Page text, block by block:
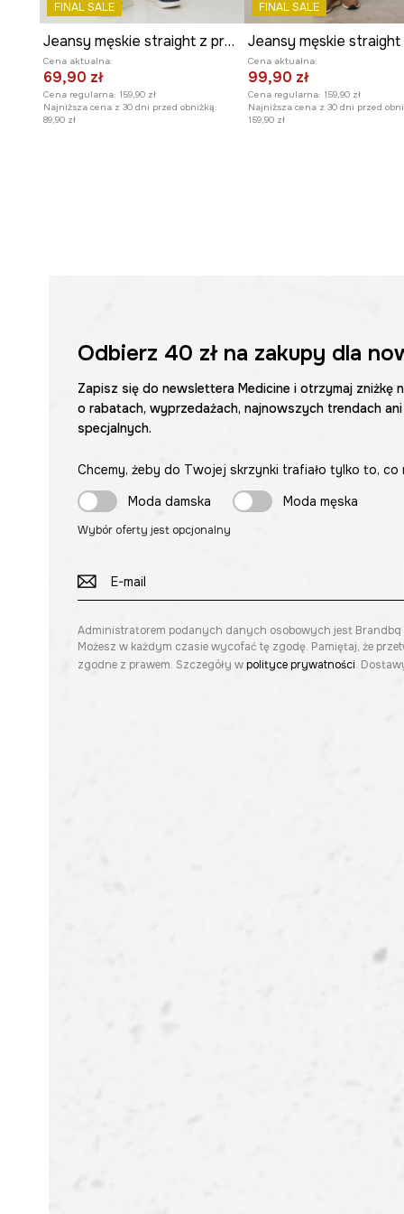
FINAL SALE
Jeansy męskie straight z przetarciami kolor niebieski
Cena aktualna:
69,90 zł
Cena regularna: 159,90 zł
Najniższa cena z 30 dni przed obniżką:
89,90 zł
FINAL SALE
Cena aktualna:
99,90 zł
Cena regularna: 159,90 zł
Najniższa cena z 30 dni przed
159,90 zł
Odbierz 40 złna zakupy dla
Zapisz się do newslettera Medicine i otrzymaj zniżkę
o rabatach, wyprzedażach, najnowszych trendach
specjalnych.
Chcemy, żeby do Twojej skrzynki trafiało tylko to,
Moda damska
Moda męska
Wybór oferty jest opcjonalny
Administratorem podanych danych osobowych jest Brandbq
Możesz w każdym czasie wycofać tę zgodę. Pamiętaj, że
zgodne z prawem. Szczegóły wpolityce prywatności.